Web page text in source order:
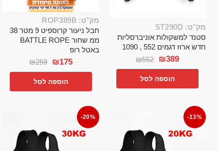
מק"ט: ST290D
סטנד למשקולות אוניברסליות
חדש ארוז דגמים 552 , 1090
₪552 ₪389
הוספה לסל
מק"ט: ROP389B
חבל ניעור קרוספיט 9 מטר 38
ממ שחור BATTLE ROPE
באטל רופ
₪259 ₪175
הוספה לסל
-13%
-20%